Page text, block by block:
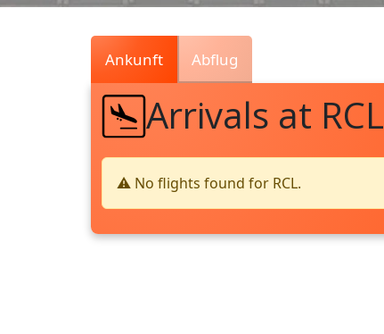
Ankunft Abflug
Arrivals at RCL
⚠️ No flights found for RCL.